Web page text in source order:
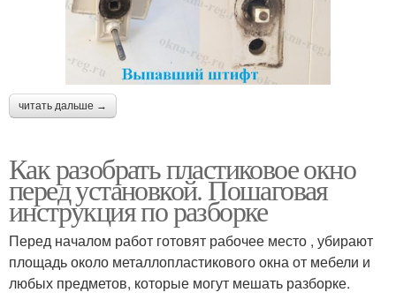
читать дальше →
Как разобрать пластиковое окно
перед установкой. Пошаговая
инструкция по разборке
Перед началом работ готовят рабочее место , убирают
площадь около металлопластикового окна от мебели и
любых предметов, которые могут мешать разборке.